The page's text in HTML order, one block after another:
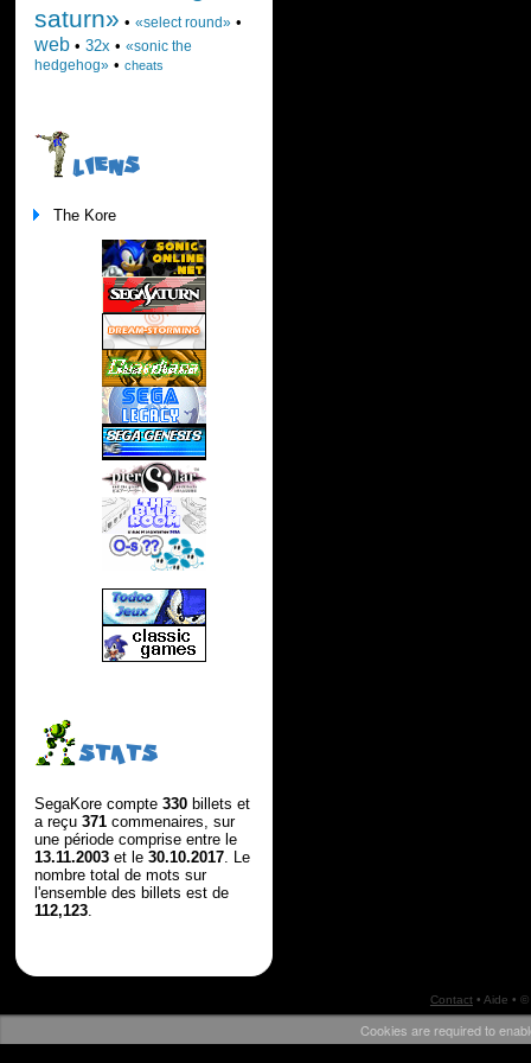
saturn» • «select round»•
web• 32x • «sonic the
hedgehog»• cheats
LIENS
The Kore
STATS
SegaKore compte 330billets et
a reçu 371commenaires, sur
une période comprise entre le
13.11.2003et le 30.10.2017. Le
nombre total de mots sur
l'ensemble des billets est de
112,123.
Contact• Aide •
Cookies are required to